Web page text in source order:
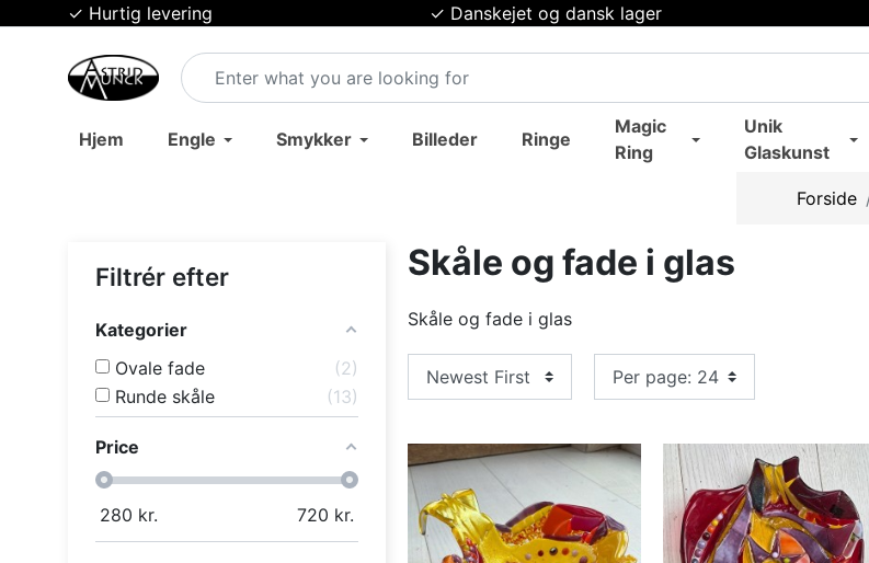
✓ Hurtig levering ✓ Danskejet og dansk lager
Hjem Engle Smykker Billeder Ringe
Magic
Ring
Unik
Glaskunst
Forside
Filtrér efter
Kategorier
Ovale fade
2
Runde skåle
13
Price
280 kr. 720 kr.
Skåle og fade i glas
Skåle og fade i glas